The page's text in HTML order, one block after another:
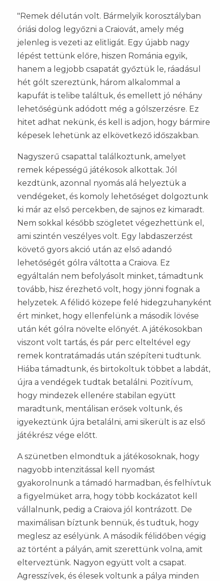
"Remek délután volt. Bármelyik korosztályban
óriási dolog legyőzni a Craiovát, amely még
jelenleg is vezeti az elitligát. Egy újabb nagy
lépést tettünk előre, hiszen Románia egyik,
hanem a legjobb csapatát győztük le, ráadásul
hét gólt szereztünk, három alkalommal a
kapufát is telibe találtuk, és emellett jó néhány
lehetőségünk adódott még a gólszerzésre. Ez
hitet adhat nekünk, és kell is adjon, hogy bármire
képesek lehetünk az elkövetkező időszakban.
Nagyszerű csapattal találkoztunk, amelyet
remek képességű játékosok alkottak. Jól
kezdtünk, azonnal nyomás alá helyeztük a
vendégeket, és komoly lehetőséget dolgoztunk
ki már az első percekben, de sajnos ez kimaradt.
Nem sokkal később szögletet végezhettünk el,
ami szintén veszélyes volt. Egy labdaszerzést
követő gyors akció után az első adandó
lehetőségét gólra váltotta a Craiova. Ez
egyáltalán nem befolyásolt minket, támadtunk
tovább, hisz érezhető volt, hogy jönni fognak a
helyzetek. A félidő közepe felé hidegzuhanyként
ért minket, hogy ellenfelünk a második lövése
után két gólra növelte előnyét. A játékosokban
viszont volt tartás, és pár perc elteltével egy
remek kontratámadás után szépíteni tudtunk.
Hiába támadtunk, és birtokoltuk többet a labdát,
újra a vendégek tudtak betalálni. Pozitívum,
hogy mindezek ellenére stabilan együtt
maradtunk, mentálisan erősek voltunk, és
igyekeztünk újra betalálni, ami sikerült is az első
játékrész vége előtt.
A szünetben elmondtuk a játékosoknak, hogy
nagyobb intenzitással kell nyomást
gyakorolnunk a támadó harmadban, és felhívtuk
a figyelmüket arra, hogy több kockázatot kell
vállalnunk, pedig a Craiova jól kontrázott. De
maximálisan bíztunk bennük, és tudtuk, hogy
meglesz az esélyünk. A második félidőben végig
az történt a pályán, amit szerettünk volna, amit
elterveztünk. Nagyon együtt volt a csapat.
Agresszívek, és élesek voltunk a pálya minden